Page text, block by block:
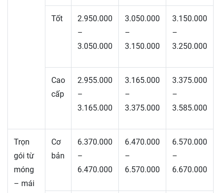
Tốt
2.950.000
–
3.050.000
3.050.000
–
3.150.000
3.150.000
–
3.250.000
Cao
cấp
2.955.000
–
3.165.000
3.165.000
–
3.375.000
3.375.000
–
3.585.000
Trọn
gói từ
móng
– mái
Cơ
bản
6.370.000
–
6.470.000
6.470.000
–
6.570.000
6.570.000
–
6.670.000